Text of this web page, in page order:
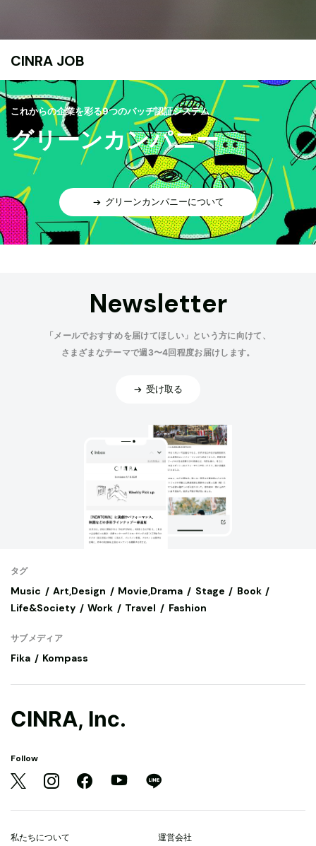
CINRA JOB
これからの企業を彩る9つのバッヂ認証システム
グリーンカンパニー
グリーンカンパニーについて
Newsletter
「メールでおすすめを届けてほしい」という方に向けて、
さまざまなテーマで週3〜4回程度お届けします。
受け取る
タグ
Music Art,Design Movie,Drama Stage
Book
Life&Society
Work Travel Fashion
サブメディア
Fika Kompass
CINRA, Inc.
Follow
私たちについて 運営会社